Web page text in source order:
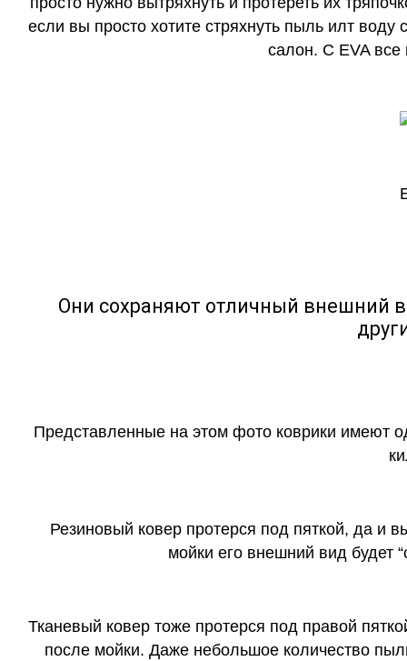
если вы просто хотите стряхнуть пыль илт воду
салон. С EVA все
Они сохраняют отличный внешний
Представленные на этом фото коврики имеют
Резиновый ковер протерся под пяткой, да и
мойки его внешний вид будет
Тканевый ковер тоже протерся под правой
после мойки. Даже небольшое количество